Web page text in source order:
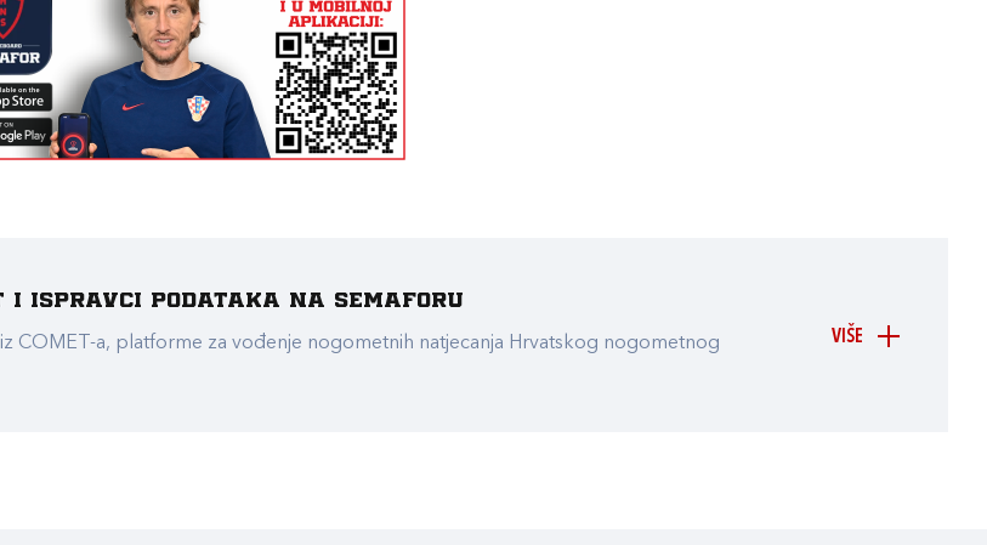
VIŠE
ispravci podataka na Semaforu
COMET-a, platforme za vođenje nogometnih natjecanja Hrvatskog nogometnog